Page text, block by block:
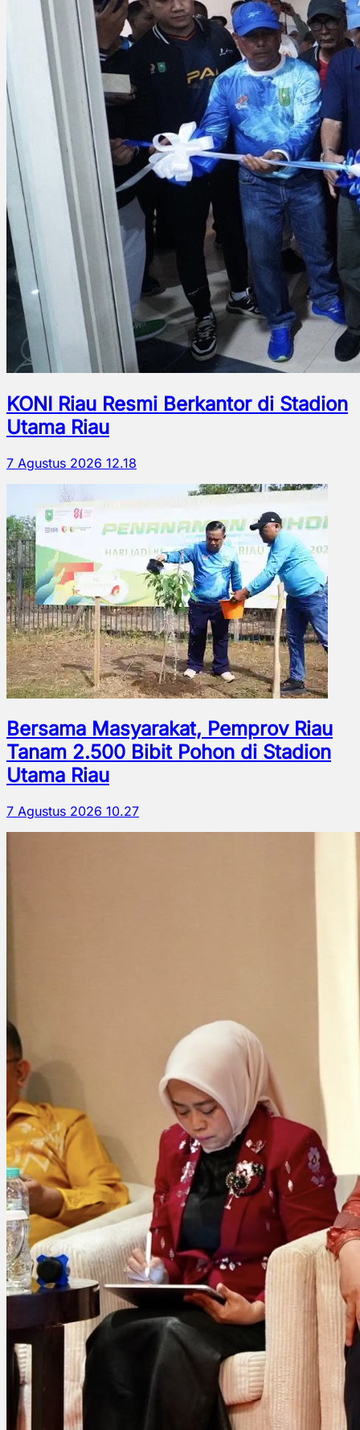
KONI Riau Resmi Berkantor di Stadion
Utama Riau
7 Agustus 2026 12.18
Bersama Masyarakat, Pemprov Riau
Tanam 2.500 Bibit Pohon di Stadion
Utama Riau
7 Agustus 2026 10.27